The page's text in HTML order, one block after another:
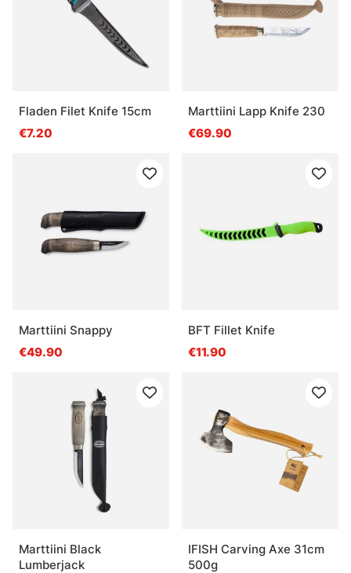
Fladen Filet Knife 15cm
€7.20
Marttiini Lapp Knife 230
€69.90
Marttiini Snappy
€49.90
BFT Fillet Knife
€11.90
Marttiini Black
Lumberjack
IFISH Carving Axe 31cm
500g